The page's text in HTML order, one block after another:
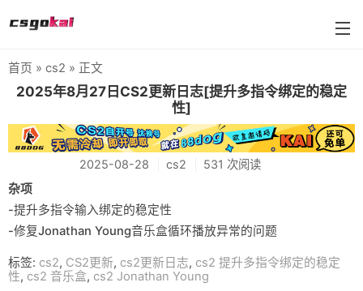
farmskins
88dog
flamecases
首页 » cs2 » 正文
2025年8月27日CS2更新日志[提升多指令绑定的稳定
性]
2025-08-28 cs2 531 次阅读
杂项
-提升多指令输入绑定的稳定性
-修复Jonathan Young音乐盒循环播放异常的问题
标签: cs2, CS2更新, cs2更新日志, cs2 提升多指令绑定的稳定
性, cs2 音乐盒, cs2 Jonathan Young